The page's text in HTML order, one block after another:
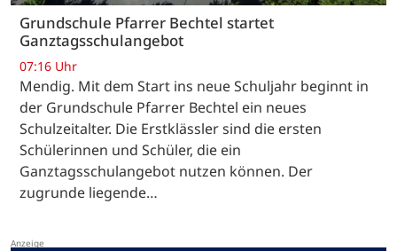
Grundschule Pfarrer Bechtel startet
Ganztagsschulangebot
07:16 Uhr
Mendig. Mit dem Start ins neue Schuljahr beginnt in
der Grundschule Pfarrer Bechtel ein neues
Schulzeitalter. Die Erstklässler sind die ersten
Schülerinnen und Schüler, die ein
Ganztagsschulangebot nutzen können. Der
zugrunde liegende…